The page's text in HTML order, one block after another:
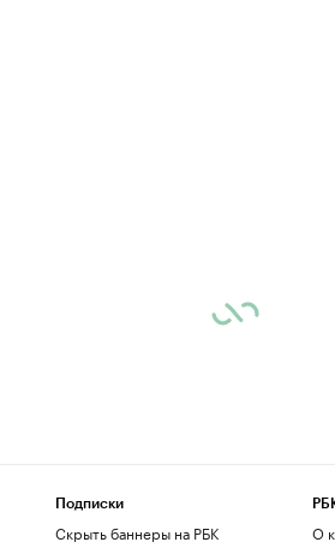
Подписки
Скрыть баннеры на РБК
О